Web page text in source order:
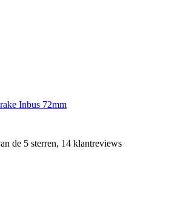
Inbus 72mm
de 5 sterren, 14 klantreviews